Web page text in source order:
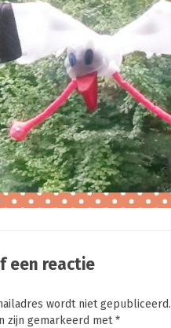
een reactie
wordt niet gepubliceerd.
zijn gemarkeerd met*